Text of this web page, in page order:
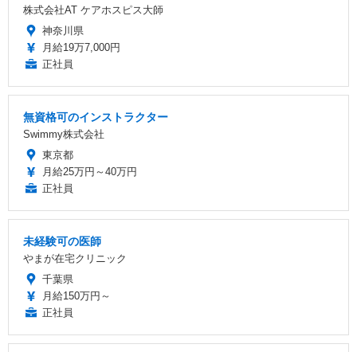
株式会社AT ケアホスピス大師
神奈川県
月給19万7,000円
正社員
無資格可のインストラクター
Swimmy株式会社
東京都
月給25万円～40万円
正社員
未経験可の医師
やまが在宅クリニック
千葉県
月給150万円～
正社員